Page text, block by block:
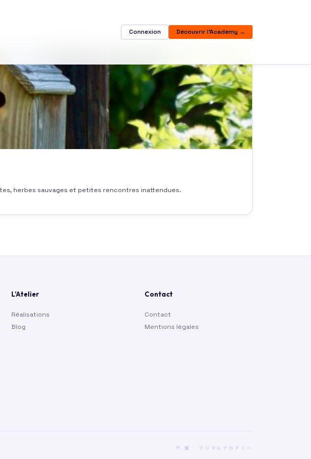
Connexion Découvrir l'Academy →
herbes sauvages et petites rencontres inattendues.
L'Atelier
Réalisations
Blog
Contact
Contact
Mentions légales
⛩ 翼 · デジタルアカデミー